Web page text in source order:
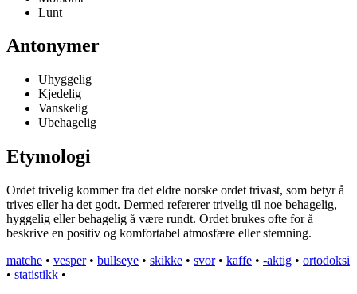
Lunt
Antonymer
Uhyggelig
Kjedelig
Vanskelig
Ubehagelig
Etymologi
Ordet trivelig kommer fra det eldre norske ordet trivast, som betyr å
trives eller ha det godt. Dermed refererer trivelig til noe behagelig,
hyggelig eller behagelig å være rundt. Ordet brukes ofte for å
beskrive en positiv og komfortabel atmosfære eller stemning.
matche • vesper• bullseye • skikke • svor• kaffe • -aktig • ortodoksi
• statistikk •